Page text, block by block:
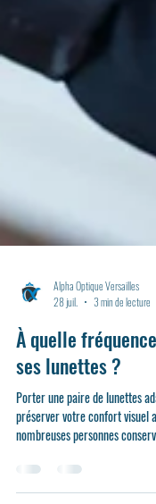
28 juil.
3 min de lecture
À quelle
ses lunettes ?
Porter une paire de lunettes
nombreuses personnes
de leur durée d'utilisation